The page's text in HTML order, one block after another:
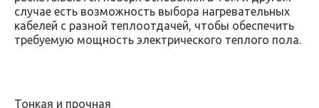
случае есть возможность выбора нагревательных
кабелей с разной теплоотдачей, чтобы обеспечить
требуемую мощность электрического теплого пола.
Тонкая и прочная